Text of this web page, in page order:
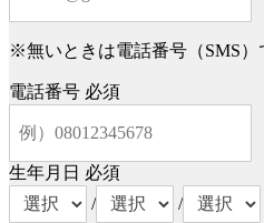
※無いときは電話番号（SMS）
電話番号 必須
生年月日 必須
/
/